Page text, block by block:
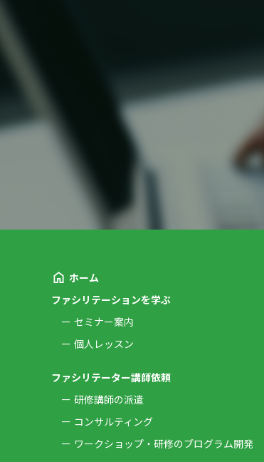
ホーム
ファシリテーションを学ぶ
セミナー案内
個人レッスン
ファシリテーター講師依頼
研修講師の派遣
コンサルティング
ワークショップ・研修のプログラム開発